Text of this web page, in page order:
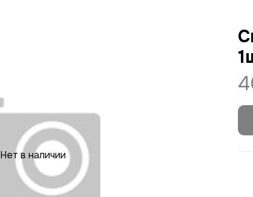
Нет в наличии